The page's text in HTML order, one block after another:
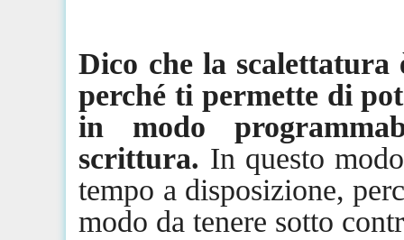
Dico che la scalettatura
perché ti permette di
in modo
scrittura. In questo
tempo a disposizione,
modo da tenere sotto